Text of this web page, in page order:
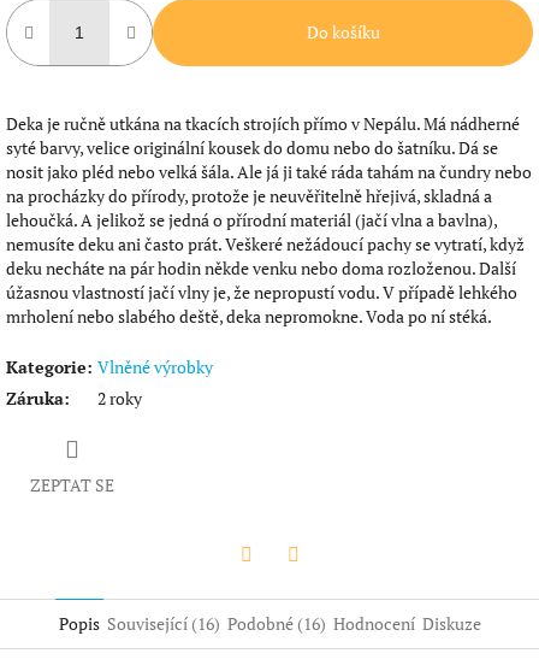
Do košíku
Deka je ručně utkána na tkacích strojích přímo v Nepálu. Má nádherné
syté barvy, velice originální kousek do domu nebo do šatníku. Dá se
nosit jako pléd nebo velká šála. Ale já ji také ráda tahám na čundry nebo
na procházky do přírody, protože je neuvěřitelně hřejivá, skladná a
lehoučká. A jelikož se jedná o přírodní materiál (jačí vlna a bavlna),
nemusíte deku ani často prát. Veškeré nežádoucí pachy se vytratí, když
deku necháte na pár hodin někde venku nebo doma rozloženou. Další
úžasnou vlastností jačí vlny je, že nepropustí vodu. V případě lehkého
mrholení nebo slabého deště, deka nepromokne. Voda po ní stéká.
Kategorie: Vlněné výrobky
Záruka: 2 roky
ZEPTAT SE
Popis Související (16) Podobné (16) Hodnocení Diskuze